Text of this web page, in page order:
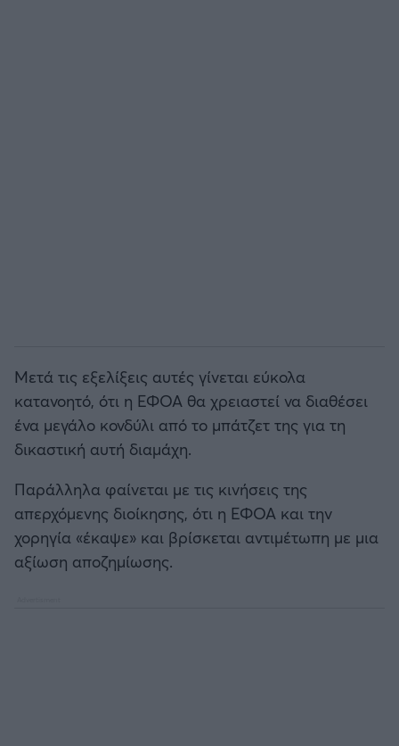
Μετά τις εξελίξεις αυτές γίνεται εύκολα
κατανοητό, ότι η ΕΦΟΑ θα χρειαστεί να διαθέσει
ένα μεγάλο κονδύλι από το μπάτζετ της για τη
δικαστική αυτή διαμάχη.
Παράλληλα φαίνεται με τις κινήσεις της
απερχόμενης διοίκησης, ότι η ΕΦΟΑ και την
χορηγία «έκαψε» και βρίσκεται αντιμέτωπη με μια
αξίωση αποζημίωσης.